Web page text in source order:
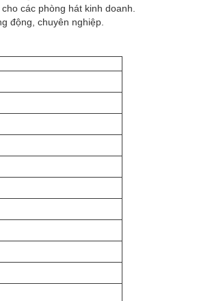
các phòng hát kinh doanh.
động, chuyên nghiệp.